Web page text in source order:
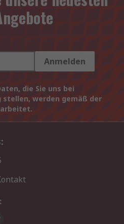
Anmelden
die Sie uns bei
stellen, werden gemäß der